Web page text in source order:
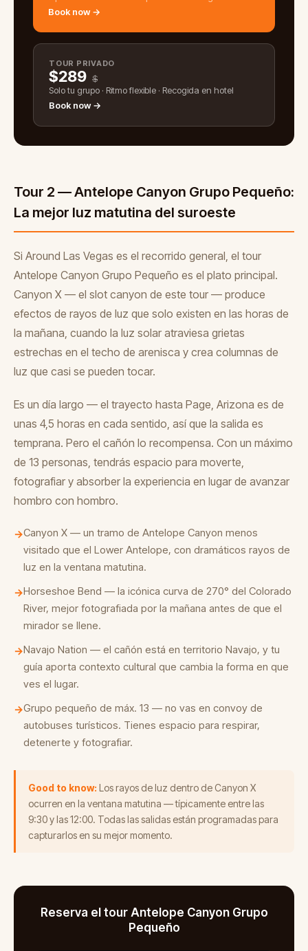
Book now →
TOUR PRIVADO
$289 $
Solo tu grupo · Ritmo flexible · Recogida en hotel
Book now →
Tour 2 — Antelope Canyon Grupo Pequeño:
La mejor luz matutina del suroeste
Si Around Las Vegas es el recorrido general, el tour
Antelope Canyon Grupo Pequeño es el plato principal.
Canyon X — el slot canyon de este tour — produce
efectos de rayos de luz que solo existen en las horas de
la mañana, cuando la luz solar atraviesa grietas
estrechas en el techo de arenisca y crea columnas de
luz que casi se pueden tocar.
Es un día largo — el trayecto hasta Page, Arizona es de
unas 4,5 horas en cada sentido, así que la salida es
temprana. Pero el cañón lo recompensa. Con un máximo
de 13 personas, tendrás espacio para moverte,
fotografiar y absorber la experiencia en lugar de avanzar
hombro con hombro.
→Canyon X — un tramo de Antelope Canyon menos
visitado que el Lower Antelope, con dramáticos rayos de
luz en la ventana matutina.
→Horseshoe Bend — la icónica curva de 270° del Colorado
River, mejor fotografiada por la mañana antes de que el
mirador se llene.
→Navajo Nation — el cañón está en territorio Navajo, y tu
guía aporta contexto cultural que cambia la forma en que
ves el lugar.
→Grupo pequeño de máx. 13 — no vas en convoy de
autobuses turísticos. Tienes espacio para respirar,
detenerte y fotografiar.
Good to know: Los rayos de luz dentro de Canyon X
ocurren en la ventana matutina — típicamente entre las
9:30 y las 12:00. Todas las salidas están programadas para
capturarlos en su mejor momento.
Reserva el tour Antelope Canyon Grupo
Pequeño